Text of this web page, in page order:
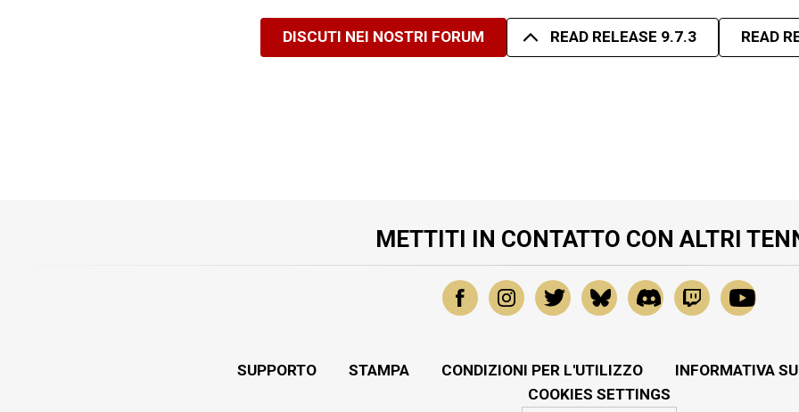
DISCUTI NEI NOSTRI FORUM READ RELEASE 9.7.3 READ
METTITI IN CONTATTO CON ALTRI
SUPPORTO STAMPA CONDIZIONI PER L'UTILIZZO INFORMATIVA
COOKIES SETTINGS